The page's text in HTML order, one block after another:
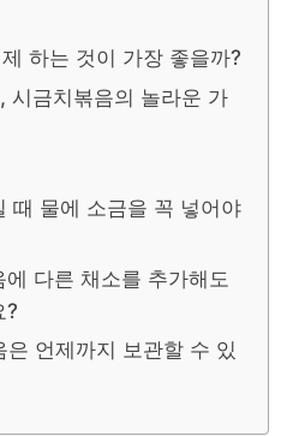
하는 것이 가장 좋을까?
시금치볶음의 놀라운 가
때 물에 소금을 꼭 넣어야
에 다른 채소를 추가해도
?
은 언제까지 보관할 수 있